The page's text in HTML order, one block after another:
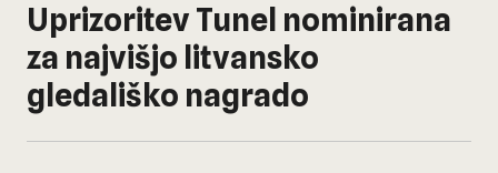
Uprizoritev Tunel nominirana
za najvišjo litvansko
gledališko nagrado